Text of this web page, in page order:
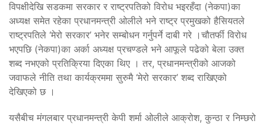
विपक्षीदेखि सडकमा सरकार र राष्ट्रपतिको विरोध भइरहँदा (नेकपा)का
अध्यक्ष समेत रहेका प्रधानमन्त्री ओलीले भने राष्ट्र प्रमुखको हैसियतले
राष्ट्रपतिले ‘मेरो सरकार’ भनेर सम्बोधन गर्नुपर्ने दाबी गरे ।चौतर्फी विरोध
भएपछि (नेकपा)का अर्का अध्यक्ष प्रचण्डले भने आफूले पढेको बेला उक्त
शब्द नभएको प्रतिक्रिया दिएका थिए । तर, प्रधानमन्त्रीको आजको
जवाफले नीति तथा कार्यक्रममा सुरुमै ‘मेरो सरकार’ शब्द राखिएको
देखिएको छ ।
यसैबीच मंगलबार प्रधानमन्त्री केपी शर्मा ओलीले आक्रोश, कुन्ठा र निम्छरो